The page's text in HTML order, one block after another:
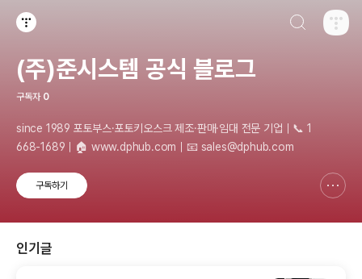
(주)준시스템 공식 블로그
구독자 0
since 1989 포토부스·포토키오스크 제조·판매·임대 전문 기업｜📞 1
668-1689｜🏠 www.dphub.com｜📧 sales@dphub.com
구독하기
인기글